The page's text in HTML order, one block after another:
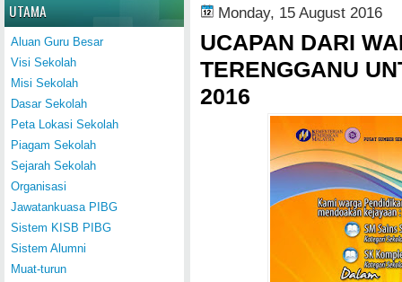
Monday, 15 August 2016
UCAPAN DARI
TERENGGANU
2016
UTAMA
Aluan Guru Besar
Visi Sekolah
Misi Sekolah
Dasar Sekolah
Peta Lokasi Sekolah
Piagam Sekolah
Sejarah Sekolah
Organisasi
Jawatankuasa PIBG
Sistem KISB PIBG
Sistem Alumni
Muat-turun